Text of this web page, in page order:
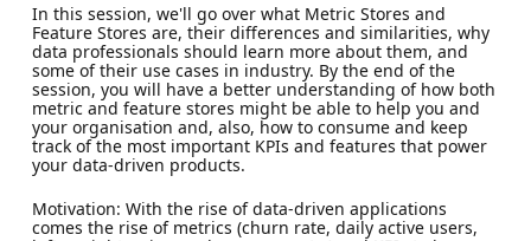
In this session, we'll go over what Metric Stores and
Feature Stores are, their differences and similarities, why
data professionals should learn more about them, and
some of their use cases in industry. By the end of the
session, you will have a better understanding of how both
metric and feature stores might be able to help you and
your organisation and, also, how to consume and keep
track of the most important KPIs and features that power
your data-driven products.
Motivation: With the rise of data-driven applications
comes the rise of metrics (churn rate, daily active users,